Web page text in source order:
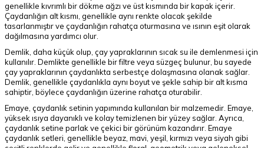
genellikle kıvrımlı bir dökme ağzı ve üst kısmında bir kapak içerir.
Çaydanlığın alt kısmı, genellikle aynı renkte olacak şekilde
tasarlanmıştır ve çaydanlığın rahatça oturmasına ve ısının eşit olarak
dağılmasına yardımcı olur.
Demlik, daha küçük olup, çay yapraklarının sıcak su ile demlenmesi için
kullanılır. Demlikte genellikle bir filtre veya süzgeç bulunur, bu sayede
çay yapraklarının çaydanlıkta serbestçe dolaşmasına olanak sağlar.
Demlik, genellikle çaydanlıkla aynı boyut ve şekle sahip bir alt kısma
sahiptir, böylece çaydanlığın üzerine rahatça oturabilir.
Emaye, çaydanlık setinin yapımında kullanılan bir malzemedir. Emaye,
yüksek ısıya dayanıklı ve kolay temizlenen bir yüzey sağlar. Ayrıca,
çaydanlık setine parlak ve çekici bir görünüm kazandırır. Emaye
çaydanlık setleri, genellikle beyaz, mavi, yeşil, kırmızı veya siyah gibi